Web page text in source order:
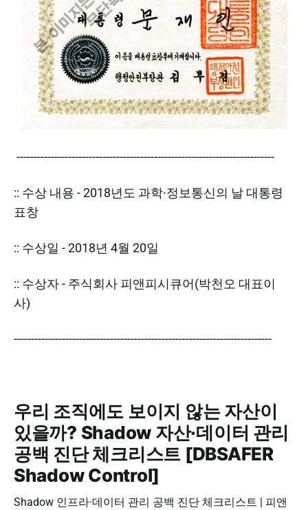
---------------------------------------------------------------------------
:: 수상 내용 - 2018년도 과학∙정보통신의 날 대통령
표창
:: 수상일 - 2018년 4월 20일
:: 수상자 - 주식회사 피앤피시큐어(박천오 대표이
사)
---------------------------------------------------------------------------
우리 조직에도 보이지 않는 자산이
있을까? Shadow 자산·데이터 관리
공백 진단 체크리스트 [DBSAFER
Shadow Control]
Shadow 인프라·데이터 관리 공백 진단 체크리스트 | 피앤